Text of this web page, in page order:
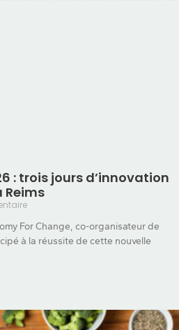
: trois jours d’innovation
For Change, co-organisateur de
à la réussite de cette nouvelle